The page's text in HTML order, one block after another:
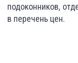
подоконников,
в перечень цен.